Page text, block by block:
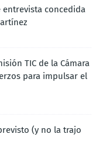
entrevista concedida
TIC de la Cámara
para impulsar el
(y no la trajo